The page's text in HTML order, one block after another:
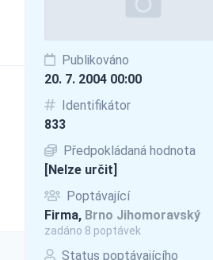
Publikováno
20. 7. 2004 00:00
Identifikátor
833
Předpokládaná hodnota
[Nelze určit]
Poptávající
Firma, Brno Jihomoravský
zadáno 8 poptávek
Status poptávajícího